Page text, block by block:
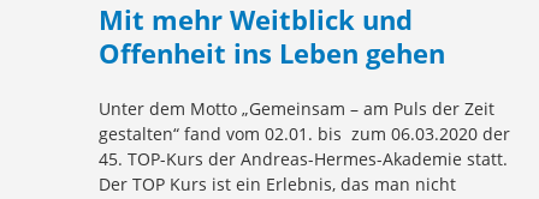
Mit mehr Weitblick und
Offenheit ins Leben gehen
Unter dem Motto „Gemeinsam – am Puls der Zeit
gestalten“ fand vom 02.01. bis zum 06.03.2020 der
45. TOP-Kurs der Andreas-Hermes-Akademie statt.
Der TOP Kurs ist ein Erlebnis, das man nicht